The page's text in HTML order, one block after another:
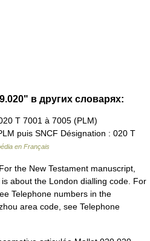
в других словарях:
T 7001 à 7005 (PLM)
puis SNCF Désignation : 020 T
en Français
the New Testament manuscript,
about the London dialling code. For
Telephone numbers in the
area code, see Telephone